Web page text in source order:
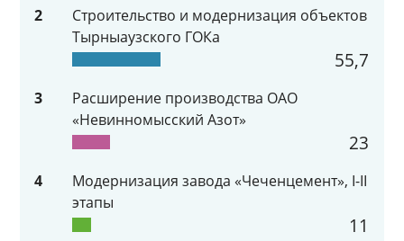
2
Строительство и модернизация объектов
Тырныаузского ГОКа
55,7
3
Расширение производства ОАО
«Невинномысский Азот»
23
4
Модернизация завода «Чеченцемент», I-II
этапы
11